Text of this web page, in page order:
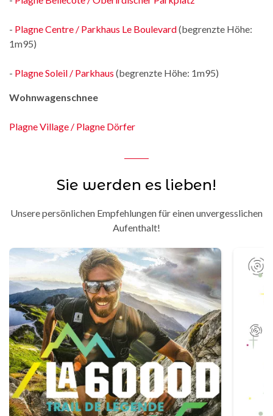
- Plagne Centre / Parkhaus Le Boulevard(begrenzte Höhe:
1m95)
- Plagne Soleil / Parkhaus (begrenzte Höhe: 1m95)
Wohnwagenschnee
Plagne Village / Plagne Dörfer
Sie werden es lieben!
Unsere persönlichen Empfehlungen für einen unvergesslichen
Aufenthalt!